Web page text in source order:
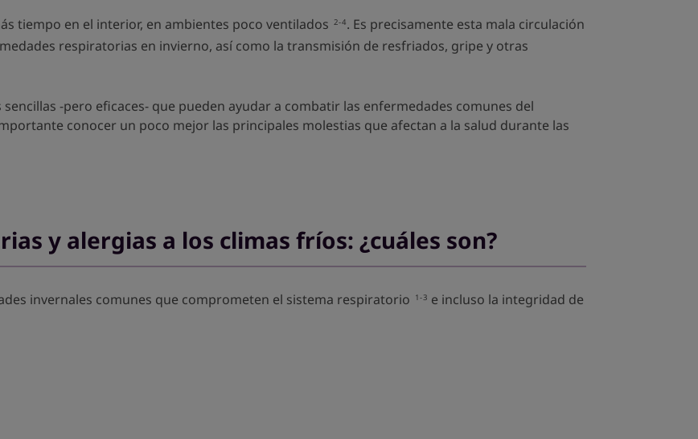
tiempo en el interior, en ambientes poco ventilados 2-4. Es precisamente esta mala circulación
respiratorias en invierno, así como la transmisión de resfriados, gripe y otras
-pero eficaces- que pueden ayudar a combatir las enfermedades comunes del
conocer un poco mejor las principales molestias que afectan a la salud durante las
y alergias a los climas fríos: ¿cuáles son?
invernales comunes que comprometen el sistema respiratorio 1-3 e incluso la integridad de